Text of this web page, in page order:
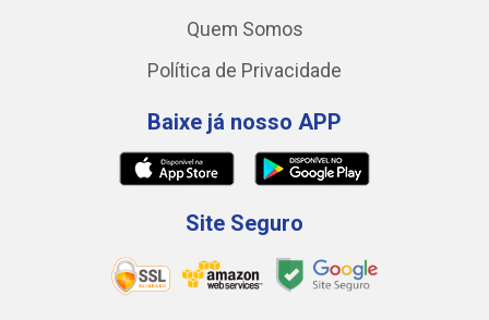
Quem Somos
Política de Privacidade
Baixe já nosso APP
Site Seguro